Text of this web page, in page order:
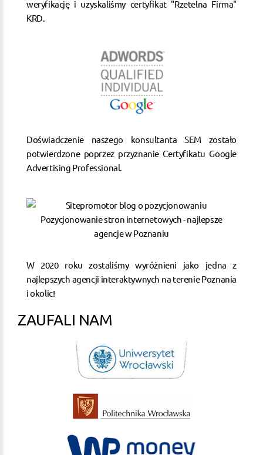
weryfikację i uzyskaliśmy certyfikat "Rzetelna Firma"
KRD.
Doświadczenie naszego konsultanta SEM zostało
potwierdzone poprzez przyznanie Certyfikatu Google
Advertising Professional.
W 2020 roku zostaliśmy wyróżnieni jako jedna z
najlepszych agencji interaktywnych na terenie Poznania
i okolic!
ZAUFALI NAM